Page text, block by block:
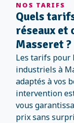
NOS TARIFS
Quels
réseaux et
Masseret ?
Les tarifs pour
industriels à
adaptés à vos
intervention
vous
prix sans